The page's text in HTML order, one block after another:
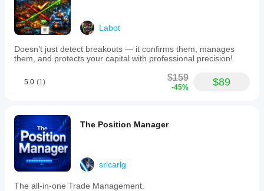
Labot
Doesn’t just detect breakouts — it confirms them, manages
them, and protects your capital with professional precision!
5.0 (1) $159
-45% $89
The Position Manager
srlcarlg
The all-in-one Trade Management.